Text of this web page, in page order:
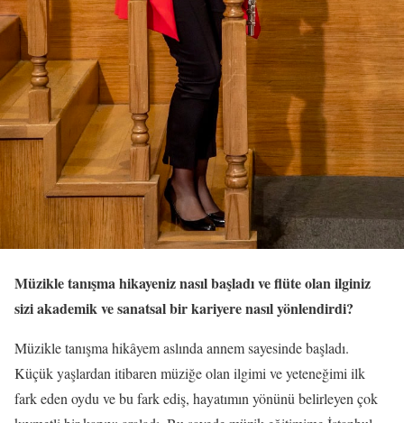
Müzikle tanışma hikayeniz nasıl başladı ve flüte olan ilginiz
sizi akademik ve sanatsal bir kariyere nasıl yönlendirdi?
Müzikle tanışma hikâyem aslında annem sayesinde başladı.
Küçük yaşlardan itibaren müziğe olan ilgimi ve yeteneğimi ilk
fark eden oydu ve bu fark ediş, hayatımın yönünü belirleyen çok